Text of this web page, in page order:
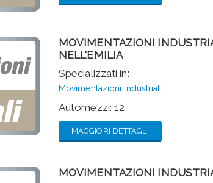
MOVIMENTAZIONI
NELL'EMILIA
Specializzati in:
Movimentazioni Industriali
Automezzi: 12
MAGGIORI DETTAGLI
MOVIMENTAZIONI